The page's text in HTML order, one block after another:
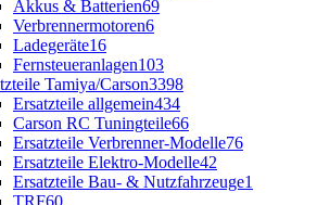
Akkus & Batterien69
Verbrennermotoren6
Ladegeräte16
Fernsteueranlagen103
Tamiya/Carson3398
Ersatzteile allgemein434
Carson RC Tuningteile66
Ersatzteile Verbrenner-Modelle76
Ersatzteile Elektro-Modelle42
Ersatzteile Bau- & Nutzfahrzeuge1
TRF60